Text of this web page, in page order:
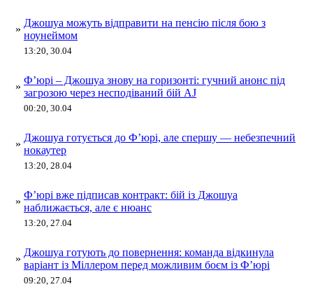
»
Джошуа можуть відправити на пенсію після бою з
ноунеймом
13:20, 30.04
»
Ф’юрі – Джошуа знову на горизонті: гучний анонс під
загрозою через несподіваний бій AJ
00:20, 30.04
»
Джошуа готується до Ф’юрі, але спершу — небезпечний
нокаутер
13:20, 28.04
»
Ф’юрі вже підписав контракт: бій із Джошуа
наближається, але є нюанс
13:20, 27.04
»
Джошуа готують до повернення: команда відкинула
варіант із Міллером перед можливим боєм із Ф’юрі
09:20, 27.04